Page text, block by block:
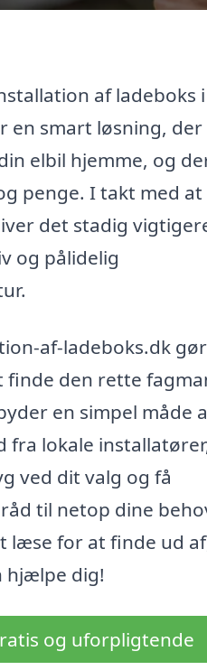
af ladeboks i
en smart løsning,
elbil hjemme, og
penge. I takt med
det stadig
og pålidelig
af-ladeboks.dk
finde den rette
en simpel måde
fra lokale
ved dit valg og få
til netop dine
læse for at finde ud
hjælpe dig!
og uforpligtende